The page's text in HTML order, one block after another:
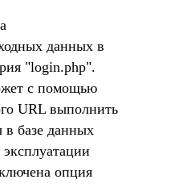
данных в
"login.php".
с помощью
URL выполнить
в базе данных
опция